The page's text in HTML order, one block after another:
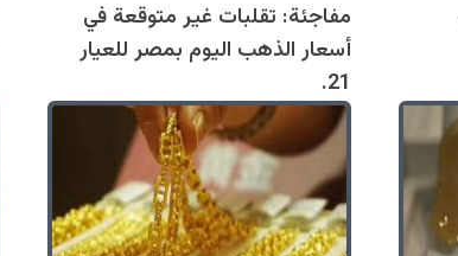
مفاجئة: تقلبات غير متوقعة في
أسعار الذهب اليوم بمصر للعيار
21.